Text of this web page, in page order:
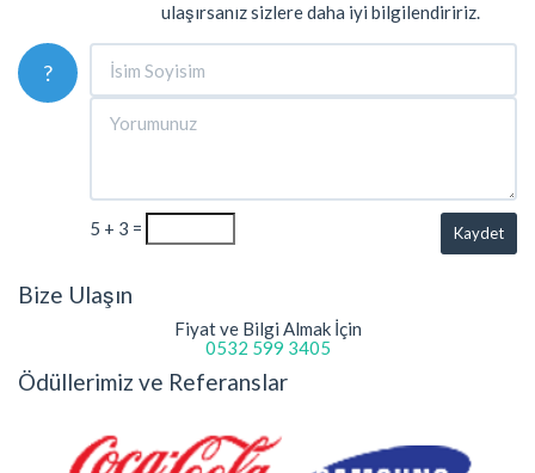
ulaşırsanız sizlere daha iyi bilgilendiririz.
?
5 + 3 = Kaydet
Bize Ulaşın
Fiyat ve Bilgi Almak İçin
0532 599 3405
Ödüllerimiz ve Referanslar